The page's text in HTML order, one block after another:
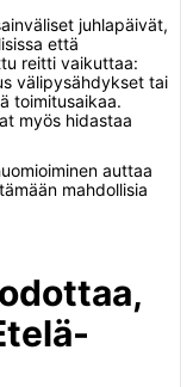
juhlapäivät,
että
reitti vaikuttaa:
välipysähdykset tai
toimitusaikaa.
myös hidastaa
auttaa
mahdollisia